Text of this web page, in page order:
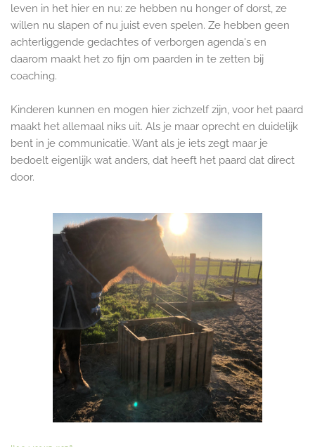
leven in het hier en nu: ze hebben nu honger of dorst, ze
willen nu slapen of nu juist even spelen. Ze hebben geen
achterliggende gedachtes of verborgen agenda's en
daarom maakt het zo fijn om paarden in te zetten bij
coaching.
Kinderen kunnen en mogen hier zichzelf zijn, voor het paard
maakt het allemaal niks uit. Als je maar oprecht en duidelijk
bent in je communicatie. Want als je iets zegt maar je
bedoelt eigenlijk wat anders, dat heeft het paard dat direct
door.